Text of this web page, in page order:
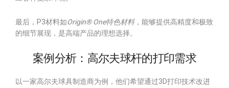
最后，P3材料如Origin® One特色材料，能够提供高精度和极致
的细节展现，是高端产品的理想选择。
案例分析：高尔夫球杆的打印需求
以一家高尔夫球具制造商为例，他们希望通过3D打印技术改进